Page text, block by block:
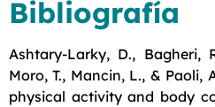
Bibliografía
Ashtary-Larky, D., Bagheri,
Moro, T., Mancin, L., & Paoli,
physical activity and body